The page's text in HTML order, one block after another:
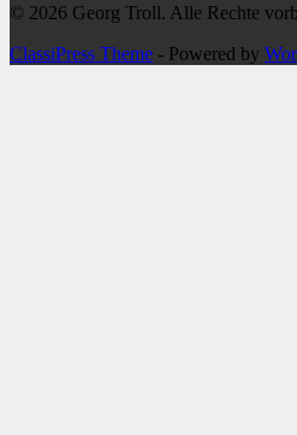
© 2026 Georg Troll. Alle Rechte
ClassiPress Theme - Powered by